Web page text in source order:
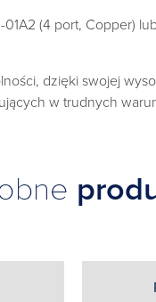
(4 port, Copper)
dzięki swojej
w trudnych